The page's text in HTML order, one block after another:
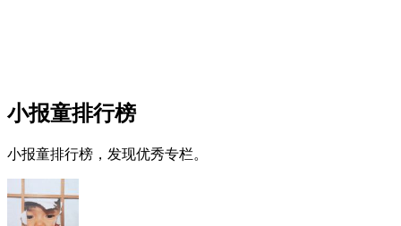
小报童排行榜
小报童排行榜，发现优秀专栏。